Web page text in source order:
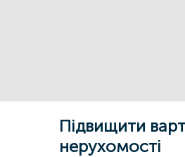
Підвищити
нерухомості